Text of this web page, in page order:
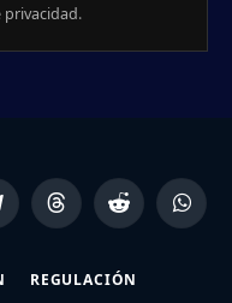
privacidad.
Threads Reddit
REGULACIÓN